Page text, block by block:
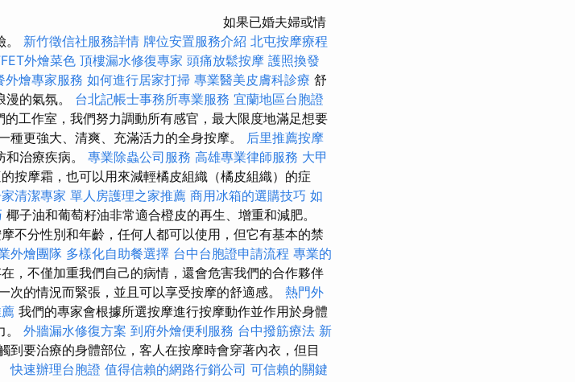
如果已婚夫婦或情
新竹徵信社服務詳情 牌位安置服務介紹 北屯按摩療程
外燴菜色 頂樓漏水修復專家 頭痛放鬆按摩 護照換發
外燴專家服務 如何進行居家打掃 專業醫美皮膚科診療 舒
的氣氛。 台北記帳士事務所專業服務 宜蘭地區台胞證
的工作室，我們努力調動所有感官，最大限度地滿足想要
種更強大、清爽、充滿活力的全身按摩。 后里推薦按摩
治療疾病。 專業除蟲公司服務 高雄專業律師服務 大甲
按摩霜，也可以用來減輕橘皮組織（橘皮組織）的症
清潔專家 單人房護理之家推薦 商用冰箱的選購技巧 如
椰子油和葡萄籽油非常適合橙皮的再生、增重和減肥。
不分性別和年齡，任何人都可以使用，但它有基本的禁
外燴團隊 多樣化自助餐選擇 台中台胞證申請流程 專業的
，不僅加重我們自己的病情，還會危害我們的合作夥伴
的情況而緊張，並且可以享受按摩的舒適感。 熱門外
我們的專家會根據所選按摩進行按摩動作並作用於身體
外牆漏水修復方案 到府外燴便利服務 台中撥筋療法 新
到要治療的身體部位，客人在按摩時會穿著內衣，但目
快速辦理台胞證 值得信賴的網路行銷公司 可信賴的關鍵